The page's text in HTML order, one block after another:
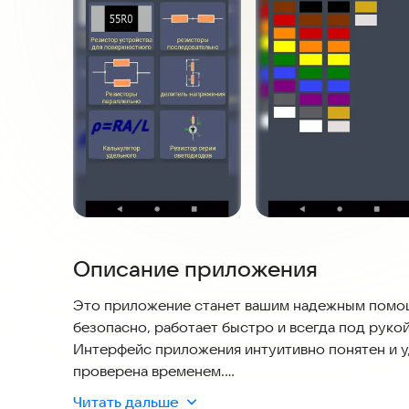
Описание приложения
Это приложение станет вашим надежным
безопасно, работает быстро и всегда под
Интерфейс приложения интуитивно понятен и
проверена временем.
Читать дальше